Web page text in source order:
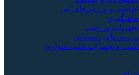
غواصی و ورزش‌های آبی
ماهیگیری
تجهیزات ورزشی
ورزش‌های زمستانی
اسب و تجهیزات اسب سواری